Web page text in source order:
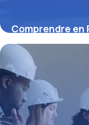
Comprendre en
Plan d’Épargne
4 juillet 2025